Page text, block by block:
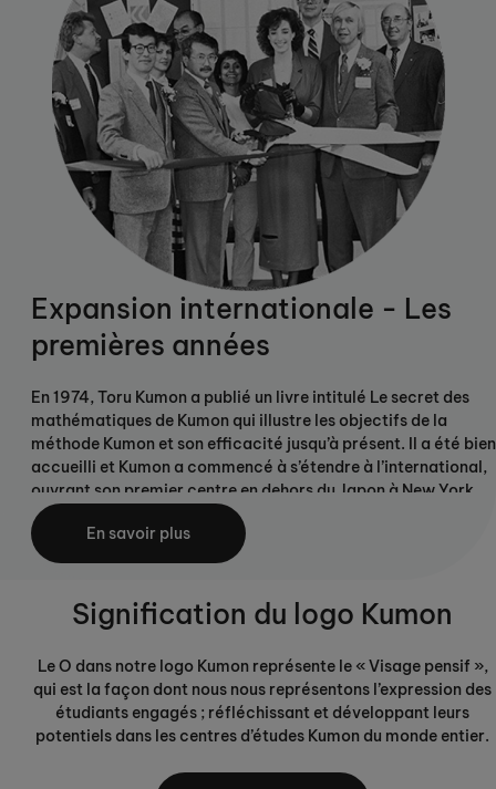
Expansion internationale - Les
premières années
En 1974, Toru Kumon a publié un livre intitulé Le secret des
mathématiques de Kumon qui illustre les objectifs de la
méthode Kumon et son efficacité jusqu’à présent. Il a été bien
accueilli et Kumon a commencé à s’étendre à l’international,
ouvrant son premier centre en dehors du Japon à New York,
aux États-Unis.
Tout au long des années 1980, KUMON a élargi sa portée
européen en Allemagne.
En savoir plus
Signification du logo Kumon
Le O dans notre logo Kumon représente le « Visage pensif »,
qui est la façon dont nous nous représentons l’expression des
étudiants engagés ; réfléchissant et développant leurs
potentiels dans les centres d’études Kumon du monde entier.
Le bleu Kumon utilisé dans notre logo représente